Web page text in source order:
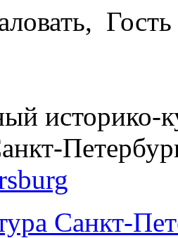
Гость
историко-
Санкт-